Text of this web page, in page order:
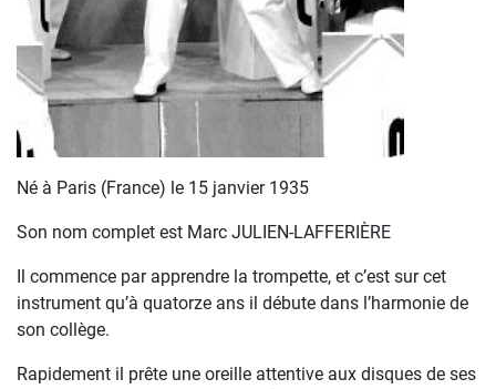
Né à Paris (France) le 15 janvier 1935
Son nom complet est Marc JULIEN-LAFFERIÈRE
Il commence par apprendre la trompette, et c’est sur cet
instrument qu’à quatorze ans il débute dans l’harmonie de
son collège.
Rapidement il prête une oreille attentive aux disques de ses